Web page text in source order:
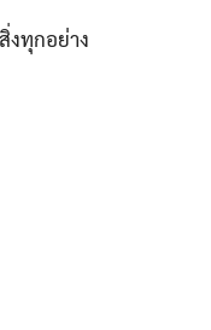
งทุกอย่าง